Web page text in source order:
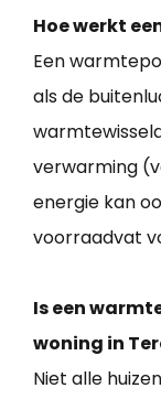
Hoe werkt
Een
als de
verwarming
energie kan
voorraadvat
Is een
woning in
Niet alle